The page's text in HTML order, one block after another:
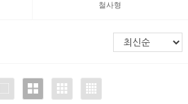
철사형